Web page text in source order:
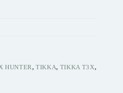
HUNTER,TIKKA, TIKKA T3X,